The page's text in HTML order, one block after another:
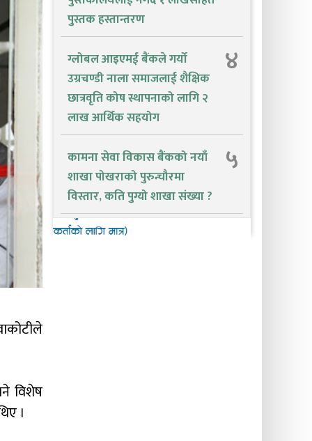
विशेष
।
पुस्तक हस्तान्तरण
ग्लोबल आइएमई बैंकले गर्यो
उग्रचण्डी नाला समाजलाई शैक्षिक
छात्रवृति कोष स्थापनाको लागि २
लाख आर्थिक सहयोग
४
कामना सेवा विकास बैंकको नयाँ
शाखा पोखराको पुरुन्चौरमा
विस्तार, कति पुग्यो शाखा संख्या ?
५